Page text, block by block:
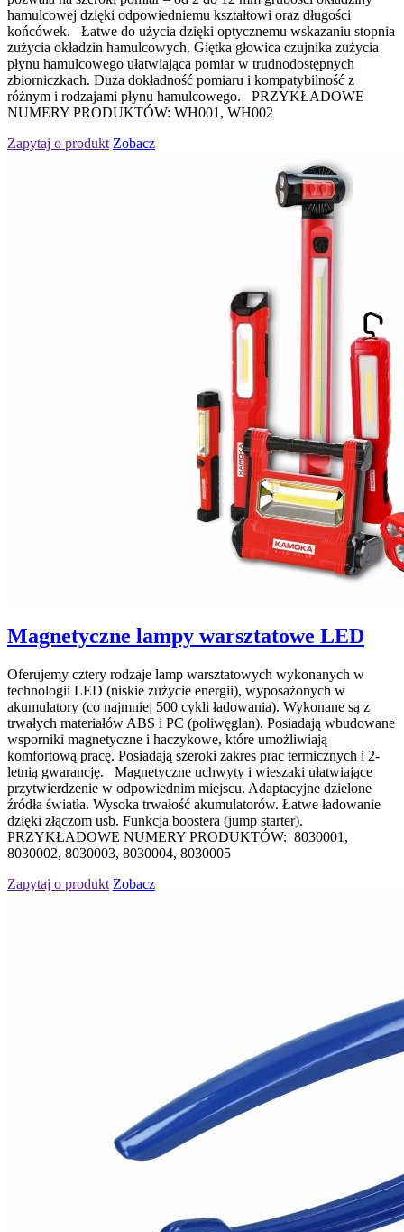
hamulcowej dzięki odpowiedniemu kształtowi oraz długości
końcówek. Łatwe do użycia dzięki optycznemu wskazaniu stopnia
zużycia okładzin hamulcowych. Giętka głowica czujnika zużycia
płynu hamulcowego ułatwiająca pomiar w trudnodostępnych
zbiorniczkach. Duża dokładność pomiaru i kompatybilność z
różnym i rodzajami płynu hamulcowego. PRZYKŁADOWE
NUMERY PRODUKTÓW: WH001, WH002
Zapytaj o produkt Zobacz
Magnetyczne lampy warsztatowe LED
Oferujemy cztery rodzaje lamp warsztatowych wykonanych w
technologii LED (niskie zużycie energii), wyposażonych w
akumulatory (co najmniej 500 cykli ładowania). Wykonane są z
trwałych materiałów ABS i PC (poliwęglan). Posiadają wbudowane
wsporniki magnetyczne i haczykowe, które umożliwiają
komfortową pracę. Posiadają szeroki zakres prac termicznych i 2-
letnią gwarancję. Magnetyczne uchwyty i wieszaki ułatwiające
przytwierdzenie w odpowiednim miejscu. Adaptacyjne dzielone
źródła światła. Wysoka trwałość akumulatorów. Łatwe ładowanie
dzięki złączom usb. Funkcja boostera (jump starter).
PRZYKŁADOWE NUMERY PRODUKTÓW: 8030001,
8030002, 8030003, 8030004, 8030005
Zapytaj o produkt Zobacz